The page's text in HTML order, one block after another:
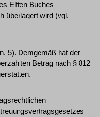
Elften Buches
überlagert wird (vgl.
5). Demgemäß hat der
Betrag nach § 812